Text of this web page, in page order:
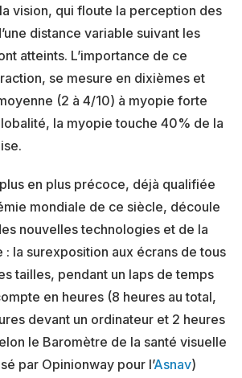
vision, qui floute la perception des
distance variable suivant les
atteints. L’importance de ce
se mesure en dixièmes et
(2 à 4/10) à myopie forte
la myopie touche 40% de la
en plus précoce, déjà qualifiée
mondiale de ce siècle, découle
nouvelles technologies et de la
la surexposition aux écrans de tous
tailles, pendant un laps de temps
en heures (8 heures au total,
devant un ordinateur et 2 heures
le Baromètre de la santé visuelle
par Opinionway pour l’Asnav)